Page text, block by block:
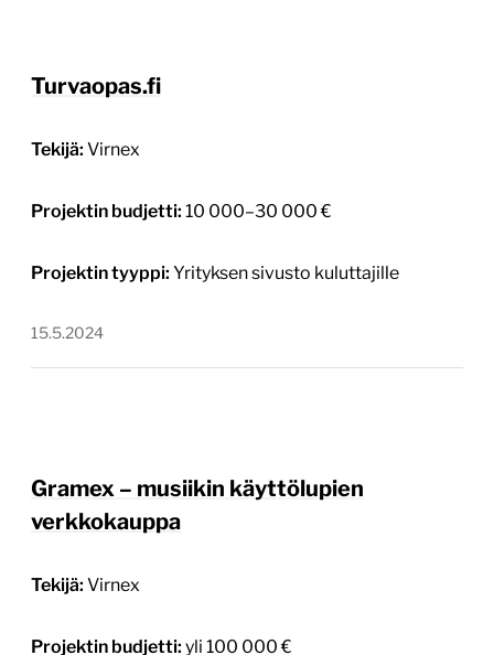
Turvaopas.fi
Tekijä: Virnex
Projektin budjetti: 10 000–30 000 €
Projektin tyyppi: Yrityksen sivusto kuluttajille
15.5.2024
Gramex – musiikin käyttölupien
verkkokauppa
Tekijä: Virnex
Projektin budjetti: yli 100 000 €